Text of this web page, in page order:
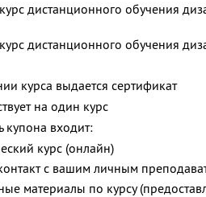
дистанционного обучения
дистанционного обучения
курса выдается сертификат
на один курс
купона входит:
курс (онлайн)
с вашим личным
материалы по курсу